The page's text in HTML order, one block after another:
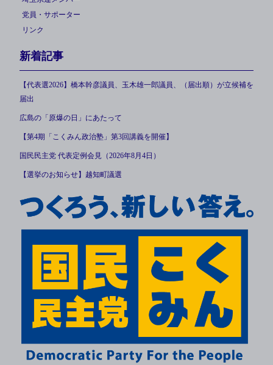
党員・サポーター
リンク
新着記事
【代表選2026】橋本幹彦議員、玉木雄一郎議員、（届出順）が立候補を
届出
広島の「原爆の日」にあたって
【第4期「こくみん政治塾」第3回講義を開催】
国民民主党 代表定例会見（2026年8月4日）
【選挙のお知らせ】越知町議選